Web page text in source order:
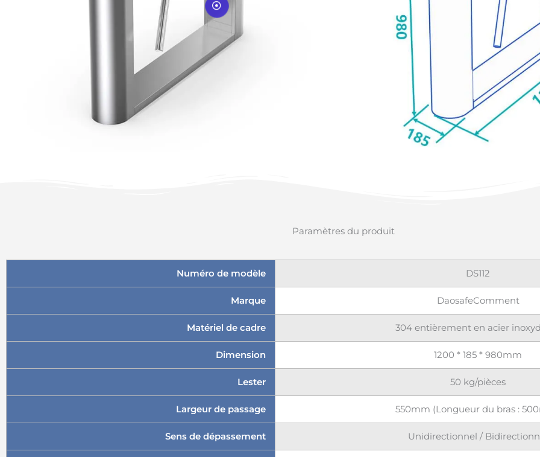
Paramètres du produit
Numéro de modèle DS112
Marque DaosafeComment
Matériel de cadre 304 entièrement en acier
Dimension 1200 * 185 * 980mm
Lester 50 kg/pièces
Largeur de passage 550mm (Longueur du bras :
Sens de dépassement Unidirectionnel /